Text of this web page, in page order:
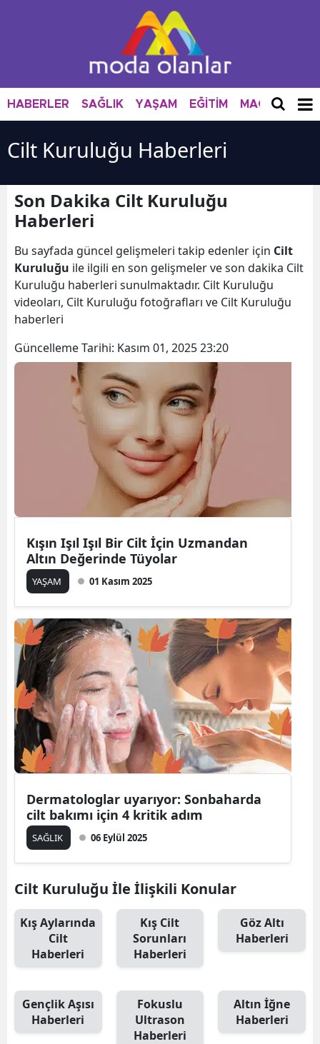
HABERLER SAĞLIK YAŞAM EĞİTİM MAGAZİN
Cilt Kuruluğu Haberleri
Son Dakika Cilt Kuruluğu
Haberleri
Bu sayfada güncel gelişmeleri takip edenler için Cilt
Kuruluğu ile ilgili en son gelişmeler ve son dakika Cilt
Kuruluğu haberleri sunulmaktadır. Cilt Kuruluğu
videoları, Cilt Kuruluğu fotoğrafları ve Cilt Kuruluğu
haberleri
Güncelleme Tarihi: Kasım 01, 2025 23:20
Kışın Işıl Işıl Bir Cilt İçin Uzmandan
Altın Değerinde Tüyolar
YAŞAM 01 Kasım 2025
Dermatologlar uyarıyor: Sonbaharda
cilt bakımı için 4 kritik adım
SAĞLIK 06 Eylül 2025
Cilt Kuruluğu İle İlişkili Konular
Kış Aylarında
Cilt
Haberleri
Kış Cilt
Sorunları
Haberleri
Göz Altı
Haberleri
Gençlik Aşısı
Haberleri
Fokuslu
Ultrason
Haberleri
Altın İğne
Haberleri